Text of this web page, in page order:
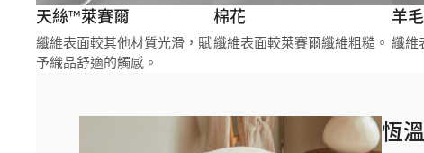
天絲™萊賽爾
纖維表面較其他材質光滑，賦
予織品舒適的觸感。
棉花
纖維表面較萊賽爾纖維粗糙。
羊毛
纖維
恆